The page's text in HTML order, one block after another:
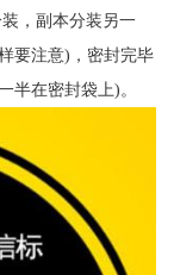
，副本分装另一
要注意)，密封完毕
半在密封袋上)。